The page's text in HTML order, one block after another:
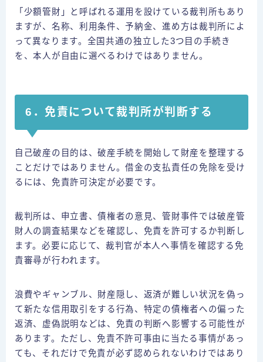
「少額管財」と呼ばれる運用を設けている裁判所もあり
ますが、名称、利用条件、予納金、進め方は裁判所によ
って異なります。全国共通の独立した3つ目の手続き
を、本人が自由に選べるわけではありません。
6．免責について裁判所が判断する
自己破産の目的は、破産手続を開始して財産を整理する
ことだけではありません。借金の支払責任の免除を受け
るには、免責許可決定が必要です。
裁判所は、申立書、債権者の意見、管財事件では破産管
財人の調査結果などを確認し、免責を許可するか判断し
ます。必要に応じて、裁判官が本人へ事情を確認する免
責審尋が行われます。
浪費やギャンブル、財産隠し、返済が難しい状況を偽っ
て新たな信用取引をする行為、特定の債権者への偏った
返済、虚偽説明などは、免責の判断へ影響する可能性が
あります。ただし、免責不許可事由に当たる事情があっ
ても、それだけで免責が必ず認められないわけではあり